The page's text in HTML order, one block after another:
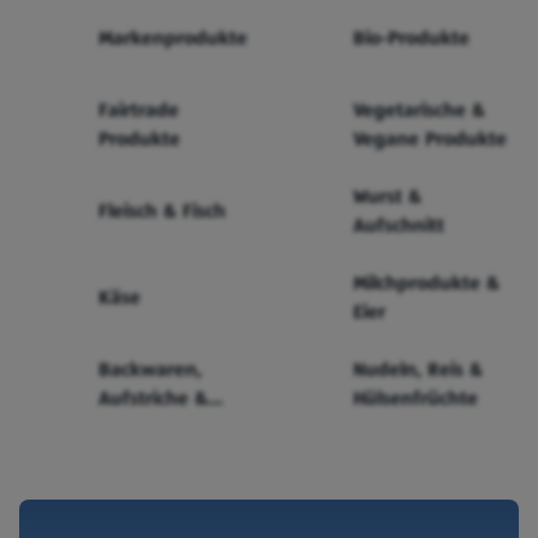
Markenprodukte Bio-Produkte
Fairtrade
Produkte
Vegetarische &
Vegane Produkte
Fleisch & Fisch
Wurst &
Aufschnitt
Käse
Milchprodukte &
Eier
Backwaren,
Aufstriche &
Nudeln, Reis &
Hülsenfrüchte